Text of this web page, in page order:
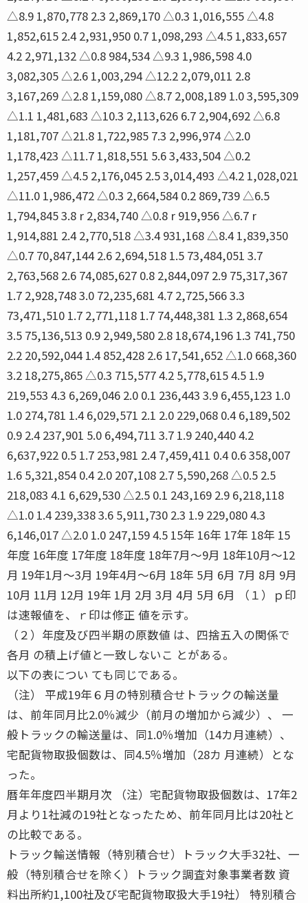
△8.9 1,870,778 2.3 2,869,170 △0.3 1,016,555 △4.8
1,852,615 2.4 2,931,950 0.7 1,098,293 △4.5 1,833,657
4.2 2,971,132 △0.8 984,534 △9.3 1,986,598 4.0
3,082,305 △2.6 1,003,294 △12.2 2,079,011 2.8
3,167,269 △2.8 1,159,080 △8.7 2,008,189 1.0 3,595,309
△1.1 1,481,683 △10.3 2,113,626 6.7 2,904,692 △6.8
1,181,707 △21.8 1,722,985 7.3 2,996,974 △2.0
1,178,423 △11.7 1,818,551 5.6 3,433,504 △0.2
1,257,459 △4.5 2,176,045 2.5 3,014,493 △4.2 1,028,021
△11.0 1,986,472 △0.3 2,664,584 0.2 869,739 △6.5
1,794,845 3.8 r 2,834,740 △0.8 r 919,956 △6.7 r
1,914,881 2.4 2,770,518 △3.4 931,168 △8.4 1,839,350
△0.7 70,847,144 2.6 2,694,518 1.5 73,484,051 3.7
2,763,568 2.6 74,085,627 0.8 2,844,097 2.9 75,317,367
1.7 2,928,748 3.0 72,235,681 4.7 2,725,566 3.3
73,471,510 1.7 2,771,118 1.7 74,448,381 1.3 2,868,654
3.5 75,136,513 0.9 2,949,580 2.8 18,674,196 1.3 741,750
2.2 20,592,044 1.4 852,428 2.6 17,541,652 △1.0 668,360
3.2 18,275,865 △0.3 715,577 4.2 5,778,615 4.5 1.9
219,553 4.3 6,269,046 2.0 0.1 236,443 3.9 6,455,123 1.0
1.0 274,781 1.4 6,029,571 2.1 2.0 229,068 0.4 6,189,502
0.9 2.4 237,901 5.0 6,494,711 3.7 1.9 240,440 4.2
6,637,922 0.5 1.7 253,981 2.4 7,459,411 0.4 0.6 358,007
1.6 5,321,854 0.4 2.0 207,108 2.7 5,590,268 △0.5 2.5
218,083 4.1 6,629,530 △2.5 0.1 243,169 2.9 6,218,118
△1.0 1.4 239,338 3.6 5,911,730 2.3 1.9 229,080 4.3
6,146,017 △2.0 1.0 247,159 4.5 15年 16年 17年 18年 15
年度 16年度 17年度 18年度 18年7月〜9月 18年10月〜12
月 19年1月〜3月 19年4月〜6月 18年 5月 6月 7月 8月 9月
10月 11月 12月 19年 1月 2月 3月 4月 5月 6月 （１）ｐ印
は速報値を、ｒ印は修正 値を示す。
（２）年度及び四半期の原数値 は、四捨五入の関係で
各月 の積上げ値と一致しないこ とがある。
以下の表につい ても同じである。
（注） 平成19年６月の特別積合せトラックの輸送量
は、前年同月比2.0％減少（前月の増加から減少）、 一
般トラックの輸送量は、同1.0％増加（14カ月連続）、
宅配貨物取扱個数は、同4.5％増加（28カ 月連続）とな
った。
暦年年度四半期月次 （注）宅配貨物取扱個数は、17年2
月より1社減の19社となったため、前年同月比は20社と
の比較である。
トラック輸送情報（特別積合せ）トラック大手32社、一
般（特別積合せを除く）トラック調査対象事業者数 資
料出所約1,100社及び宅配貨物取扱大手19社） 特別積合